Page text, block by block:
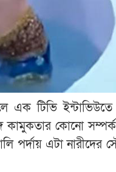
টিভি ইন্টাভিউতে
কোনো সম্পর্ক
পর্দায় এটা নারীদের